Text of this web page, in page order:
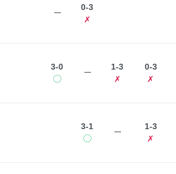
ー
0-3
✗
3-0
◯
ー
1-3
✗
0-3
✗
3-1
◯
ー
1-3
✗